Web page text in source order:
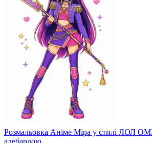
Розмальовка Аніме Міра у стилі ЛОЛ
алебардою